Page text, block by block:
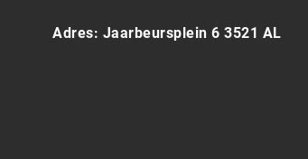
Adres: Jaarbeursplein 6 3521 AL